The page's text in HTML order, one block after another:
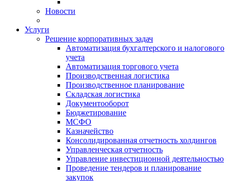
Новости
Услуги
Решение корпоративных задач
Автоматизация бухгалтерского и налогового
учета
Автоматизация торгового учета
Производственная логистика
Производственное планирование
Складская логистика
Документооборот
Бюджетирование
МСФО
Казначейство
Консолидированная отчетность холдингов
Управленческая отчетность
Управление инвестиционной деятельностью
Проведение тендеров и планирование
закупок